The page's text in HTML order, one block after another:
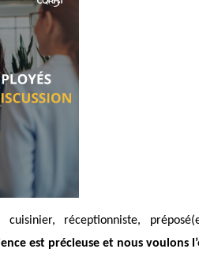
cuisinier, réceptionniste,
est précieuse et nous voulons